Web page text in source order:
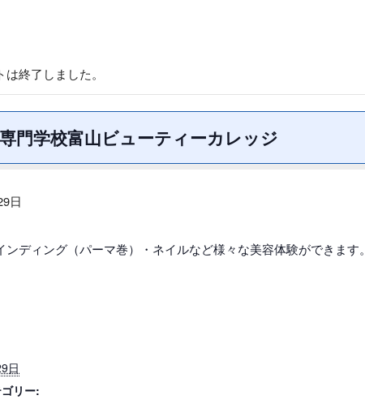
終了しました。
専門学校富山ビューティーカレッジ
日
ンディング（パーマ巻）・ネイルなど様々な美容体験ができま
日
リー: